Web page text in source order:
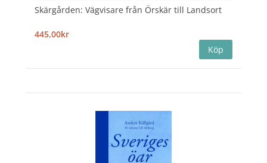
Skärgården: Vägvisare från Örskär till Landsort
445,00kr